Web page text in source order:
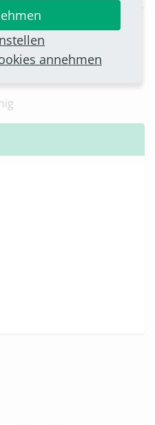
annehmen